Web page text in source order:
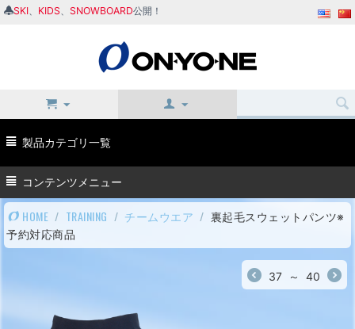
SKI KIDS SNOWBOARD公開！
製品カテゴリ一覧
コンテンツメニュー
HOME / TRAINING / チームウエア / 裏起毛スウェットパンツ※
予約対応商品
37 ～ 40